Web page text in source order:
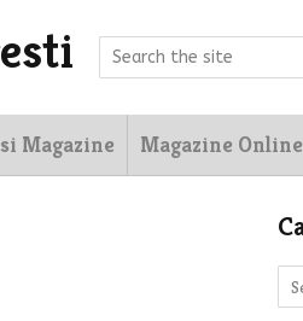
Magazine Magazine Online